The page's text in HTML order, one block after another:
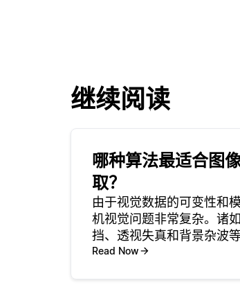
继续阅读
哪种算法最适合图
取？
由于视觉数据的可变性和
机视觉问题非常复杂。诸
挡、透视失真和背景杂波
影响视觉算法的性能。从
Read Now